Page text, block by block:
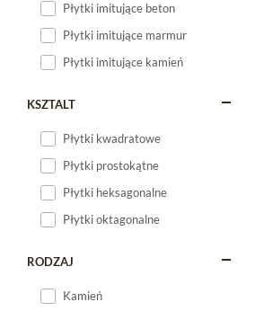
Płytki imitujące beton
Płytki imitujące marmur
Płytki imitujące kamień
KSZTALT
Płytki kwadratowe
Płytki prostokątne
Płytki heksagonalne
Płytki oktagonalne
RODZAJ
Kamień